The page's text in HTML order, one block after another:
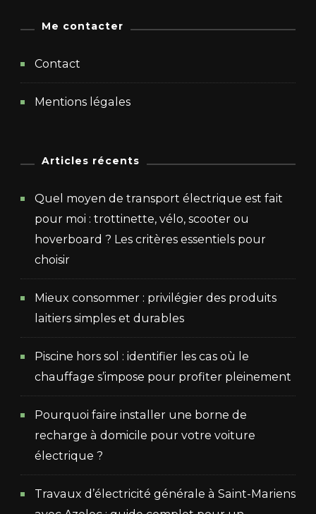
Me contacter
Contact
Mentions légales
Articles récents
Quel moyen de transport électrique est fait
pour moi : trottinette, vélo, scooter ou
hoverboard ? Les critères essentiels pour
choisir
Mieux consommer : privilégier des produits
laitiers simples et durables
Piscine hors sol : identifier les cas où le
chauffage s’impose pour profiter pleinement
Pourquoi faire installer une borne de
recharge à domicile pour votre voiture
électrique ?
Travaux d’électricité générale à Saint-Mariens